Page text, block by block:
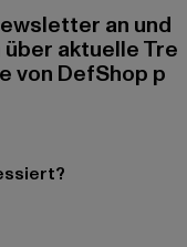
an und
aktuelle Tre
von DefShop p